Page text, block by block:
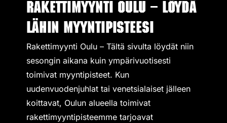
Rakettimyynti Oulu – Löydä
lähin myyntipisteesi
Rakettimyynti Oulu – Tältä sivulta löydät niin
sesongin aikana kuin ympärivuotisesti
toimivat myyntipisteet. Kun
uudenvuodenjuhlat tai venetsialaiset jälleen
koittavat, Oulun alueella toimivat
rakettimyyntipisteemme tarjoavat